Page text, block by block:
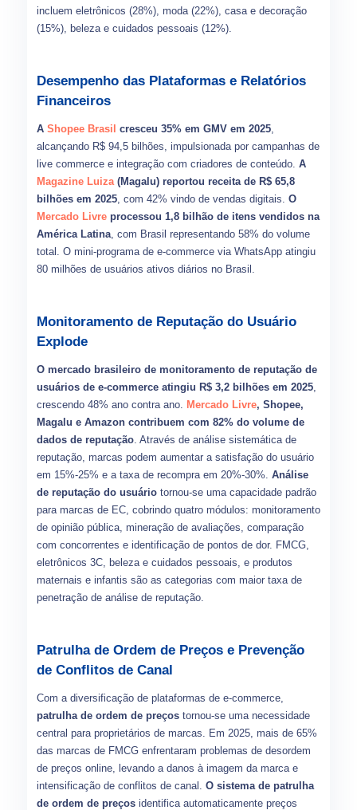
incluem eletrônicos (28%), moda (22%), casa e decoração
(15%), beleza e cuidados pessoais (12%).
Desempenho das Plataformas e Relatórios
Financeiros
A Shopee Brasil cresceu 35% em GMV em 2025,
alcançando R$ 94,5 bilhões, impulsionada por campanhas de
live commerce e integração com criadores de conteúdo. A
Magazine Luiza(Magalu) reportou receita de R$ 65,8
bilhões em 2025, com 42% vindo de vendas digitais. O
Mercado Livre processou 1,8 bilhão de itens vendidos na
América Latina, com Brasil representando 58% do volume
total. O mini-programa de e-commerce via WhatsApp atingiu
80 milhões de usuários ativos diários no Brasil.
Monitoramento de Reputação do Usuário
Explode
O mercado brasileiro de monitoramento de reputação de
usuários de e-commerce atingiu R$ 3,2 bilhões em 2025,
crescendo 48% ano contra ano. Mercado Livre, Shopee,
Magalu e Amazon contribuem com 82% do volume de
dados de reputação. Através de análise sistemática de
reputação, marcas podem aumentar a satisfação do usuário
em 15%-25% e a taxa de recompra em 20%-30%. Análise
de reputação do usuário tornou-se uma capacidade padrão
para marcas de EC, cobrindo quatro módulos: monitoramento
de opinião pública, mineração de avaliações, comparação
com concorrentes e identificação de pontos de dor. FMCG,
eletrônicos 3C, beleza e cuidados pessoais, e produtos
maternais e infantis são as categorias com maior taxa de
penetração de análise de reputação.
Patrulha de Ordem de Preços e Prevenção
de Conflitos de Canal
Com a diversificação de plataformas de e-commerce,
patrulha de ordem de preços tornou-se uma necessidade
central para proprietários de marcas. Em 2025, mais de 65%
das marcas de FMCG enfrentaram problemas de desordem
de preços online, levando a danos à imagem da marca e
intensificação de conflitos de canal. O sistema de patrulha
de ordem de preços identifica automaticamente preços